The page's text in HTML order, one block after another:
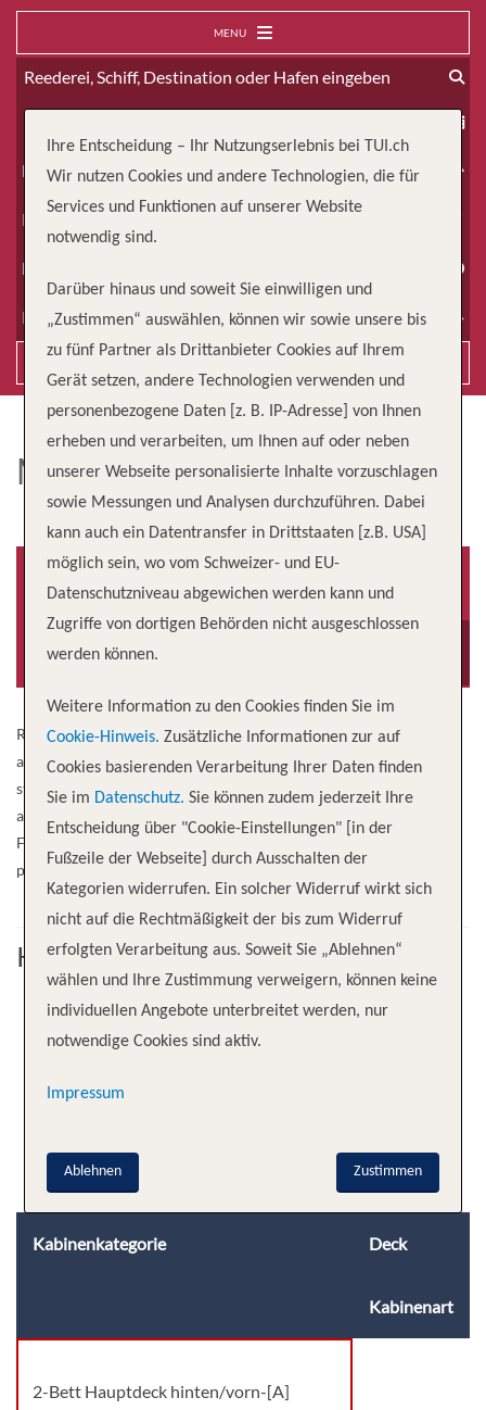
MENU
Erwachsene
Kinder
Dauer
Reiseart
MS VICTORIA
Baujahr
2003
Besatzung
Relax – best on board the popular MS VIKTORIA! The tasteful
ambience, a particularly high level of comfort in the spacious and
stylish cabins and the spacious wellness area with sauna, whirlpool
and relaxation area guarantee pure vacation – from day one.
Fantastic views of the passing river landscape always offer new
perspectives, wherever you are on board.
Kabine
Kabinenkategorie Deck
Kabinenart
2-Bett Hauptdeck hinten/vorn-[A]
Ihre Entscheidung – Ihr Nutzungserlebnis bei TUI.ch
Wir nutzen Cookies und andere Technologien, die für
Services und Funktionen auf unserer Website
notwendig sind.
Darüber hinaus und soweit Sie einwilligen und
„Zustimmen“ auswählen, können wir sowie unsere bis
zu fünf Partner als Drittanbieter Cookies auf Ihrem
Gerät setzen, andere Technologien verwenden und
personenbezogene Daten [z. B. IP-Adresse] von Ihnen
erheben und verarbeiten, um Ihnen auf oder neben
unserer Webseite personalisierte Inhalte vorzuschlagen
sowie Messungen und Analysen durchzuführen. Dabei
kann auch ein Datentransfer in Drittstaaten [z.B. USA]
möglich sein, wo vom Schweizer- und EU-
Datenschutzniveau abgewichen werden kann und
Zugriffe von dortigen Behörden nicht ausgeschlossen
werden können.
Weitere Information zu den Cookies finden Sie im
Cookie-Hinweis. Zusätzliche Informationen zur auf
Cookies basierenden Verarbeitung Ihrer Daten finden
Sie im Datenschutz. Sie können zudem jederzeit Ihre
Entscheidung über "Cookie-Einstellungen" [in der
Fußzeile der Webseite] durch Ausschalten der
Kategorien widerrufen. Ein solcher Widerruf wirkt sich
nicht auf die Rechtmäßigkeit der bis zum Widerruf
erfolgten Verarbeitung aus. Soweit Sie „Ablehnen“
wählen und Ihre Zustimmung verweigern, können keine
individuellen Angebote unterbreitet werden, nur
notwendige Cookies sind aktiv.
Impressum
Zustimmen
Ablehnen